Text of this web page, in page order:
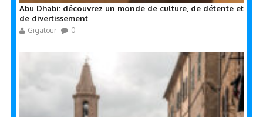
Abu Dhabi: découvrez un monde de culture, de détente et
de divertissement
Gigatour 0